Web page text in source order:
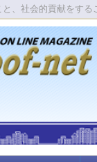
、社会的貢献をす